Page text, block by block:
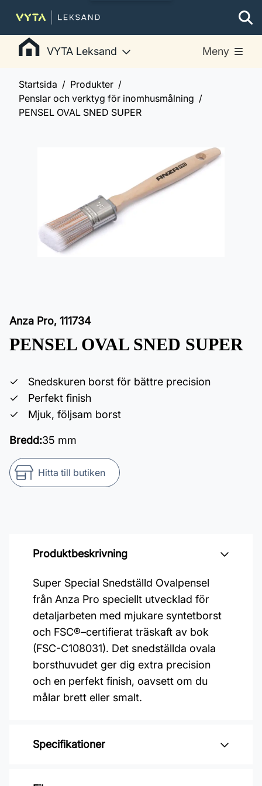
VYTA Leksand Meny
Startsida
Produkter
Penslar och verktyg för inomhusmålning
PENSEL OVAL SNED SUPER
Anza Pro, 111734
PENSEL OVAL SNED SUPER
Snedskuren borst för bättre precision
Perfekt finish
Mjuk, följsam borst
Bredd:35 mm
Hitta till butiken
Produktbeskrivning
Super Special Snedställd Ovalpensel
från Anza Pro speciellt utvecklad för
detaljarbeten med mjukare syntetborst
och FSC®–certifierat träskaft av bok
(FSC-C108031). Det snedställda ovala
borsthuvudet ger dig extra precision
och en perfekt finish, oavsett om du
målar brett eller smalt.
Specifikationer
Varumärke: Anza Pro